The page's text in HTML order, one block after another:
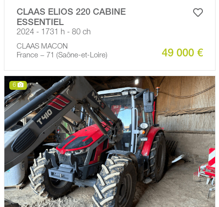
CLAAS ELIOS 220 CABINE
ESSENTIEL
2024 - 1731 h - 80 ch
CLAAS MACON
France − 71 (Saône-et-Loire)
49 000 €
6